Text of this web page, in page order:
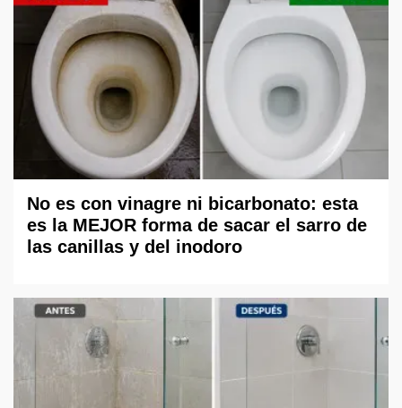
No es con vinagre ni bicarbonato: esta
es la MEJOR forma de sacar el sarro de
las canillas y del inodoro